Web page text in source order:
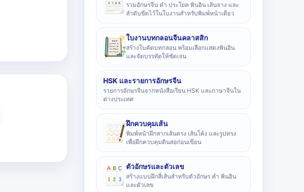
รวมอักษรจีน คำ ประโยค พินอิน เส้นจาง และ
ลำดับขีดไว้ในใบงานสำหรับพิมพ์หน้าเดียว
ใบงานบทกลอนจีนคลาสสิก
สร้างใบคัดบทกลอน พร้อมเลือกแสดงพินอิน
และจัดบรรทัดให้ชัดเจน
HSK และรายการอักษรจีน
รายการอักษรจีนจากหนังสือเรียน HSK และภาษาจีนใน
ต่างประเทศ
ฝึกควบคุมเส้น
พิมพ์หน้าฝึกลากเส้นตรง เส้นโค้ง และรูปทรง
เพื่อฝึกควบคุมดินสอก่อนเขียน
ตัวอักษรและตัวเลข
สร้างแบบฝึกสี่เส้นสำหรับตัวอักษร คำ พินอิน
และตัวเลข